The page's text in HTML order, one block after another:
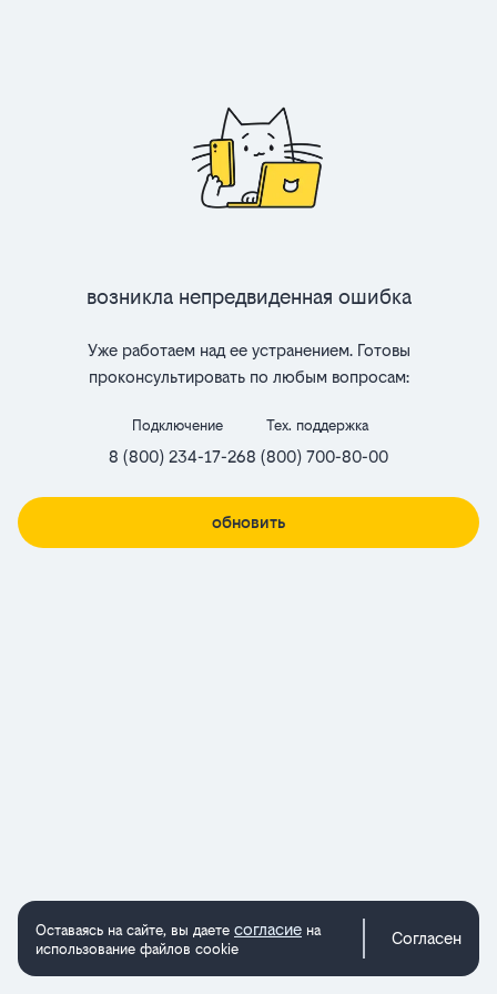
Возникла непредвиденная ошибка
Уже работаем над ее устранением. Готовы
проконсультировать по любым вопросам:
Подключение
8 (800) 234-17-26
Тех. поддержка
8 (800) 700-80-00
обновить
Оставаясь на сайте, вы даете согласие на
использование файлов cookie
Согласен